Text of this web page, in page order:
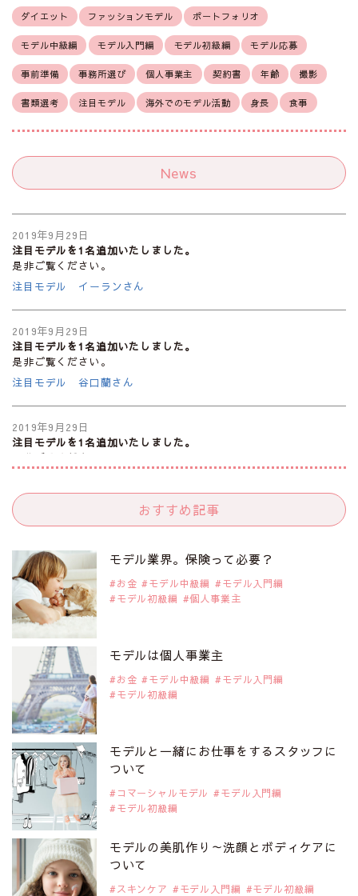
ダイエット ファッションモデル ポートフォリオ
モデル中級編 モデル入門編 モデル初級編 モデル応募
事前準備 事務所選び 個人事業主 契約書 年齢 撮影
書類選考 注目モデル 海外でのモデル活動 身長 食事
News
2019年9月29日
注目モデルを1名追加いたしました。
是非ご覧ください。
注目モデル イーランさん
2019年9月29日
注目モデルを1名追加いたしました。
是非ご覧ください。
注目モデル 谷口蘭さん
2019年9月29日
注目モデルを1名追加いたしました。
是非ご覧ください。
2019年9月29日
是非ご覧ください。
注目モデル 松川 来海さん
2019年9月29日
是非ご覧ください。
注目モデル 中条あやみさん
2019年9月29日
注目モデルを1名追加いたしました。
是非ご覧ください。
注目モデル 水原佑果さん
2019年9月29日
注目モデルを1名追加いたしました。
是非ご覧ください。
注目モデル CHIHARUさん
おすすめ記事
モデル業界。保険って必要？
お金 モデル中級編
モデル入門編
モデル初級編
個人事業主
モデルは個人事業主
お金 モデル中級編
モデル入門編
モデル初級編
モデルと一緒にお仕事をするスタッフに
ついて
コマーシャルモデル
モデル入門編
モデル初級編
モデルの美肌作り～洗顔とボディケアに
ついて
スキンケア モデル入門編
モデル初級編